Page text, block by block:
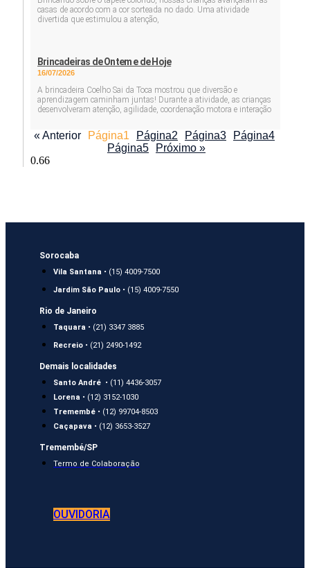
casas de acordo com a cor sorteada no dado. Uma atividade
divertida que estimulou a atenção,
Brincadeiras de Ontem e de Hoje
16/07/2026
A brincadeira Coelho Sai da Toca mostrou que diversão e
aprendizagem caminham juntas! Durante a atividade, as crianças
desenvolveram atenção, agilidade, coordenação motora e interação
« Anterior Página1 Página2 Página3 Página4
Página5 Próximo »
Sorocaba
Vila Santana • (15) 4009-7500
Jardim São Paulo • (15) 4009-7550
Rio de Janeiro
Taquara • (21) 3347 3885
Recreio • (21) 2490-1492
Demais localidades
Santo André • (11) 4436-3057
Lorena • (12) 3152-1030
Tremembé • (12) 99704-8503
Caçapava • (12) 3653-3527
Tremembé/SP
Termo de Colaboração
OUVIDORIA